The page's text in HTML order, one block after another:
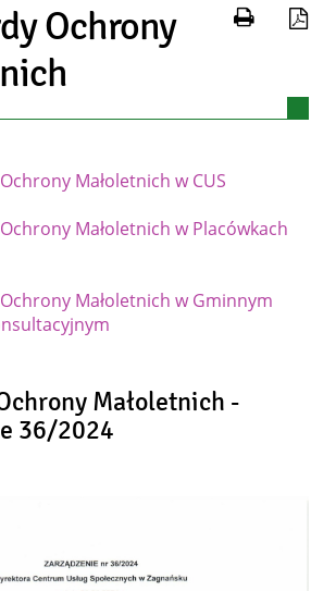
Ochrony
Standardy Ochrony
Małoletnich w CUS
Małoletnich w Placówkach
Małoletnich w Gminnym
Małoletnich -
36/2024